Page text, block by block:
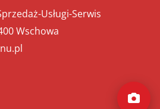
Usługi-Serwis
Wschowa